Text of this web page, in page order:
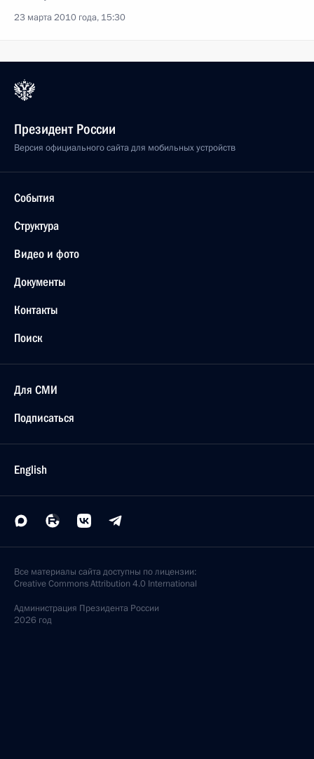
23 марта 2010 года, 15:30
Президент России
Версия официального сайта для мобильных устройств
События
Структура
Видео и фото
Документы
Контакты
Поиск
Для СМИ
Подписаться
English
Все материалы сайта доступны по лицензии:
Creative Commons Attribution 4.0 International
Администрация Президента России
2026 год